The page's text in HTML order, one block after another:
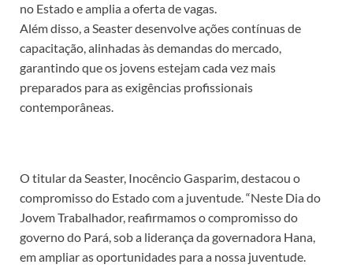
no Estado e amplia a oferta de vagas.
Além disso, a Seaster desenvolve ações contínuas de
capacitação, alinhadas às demandas do mercado,
garantindo que os jovens estejam cada vez mais
preparados para as exigências profissionais
contemporâneas.
O titular da Seaster, Inocêncio Gasparim, destacou o
compromisso do Estado com a juventude. “Neste Dia do
Jovem Trabalhador, reafirmamos o compromisso do
governo do Pará, sob a liderança da governadora Hana,
em ampliar as oportunidades para a nossa juventude.